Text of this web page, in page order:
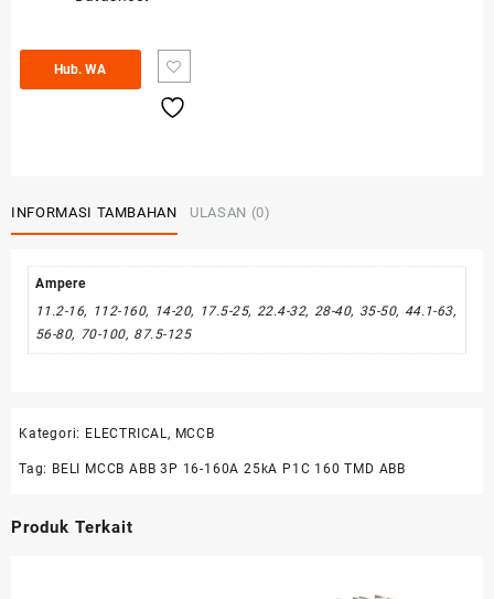
Hub. WA
INFORMASI TAMBAHAN ULASAN (0)
Ampere
11.2-16, 112-160, 14-20, 17.5-25, 22.4-32, 28-40, 35-50, 44.1-63,
56-80, 70-100, 87.5-125
Kategori: ELECTRICAL, MCCB
Tag: BELI MCCB ABB 3P 16-160A 25kA P1C 160 TMD ABB
Produk Terkait